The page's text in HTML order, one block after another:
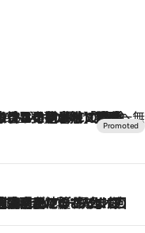
リゾート】唯一無二。癒しと発見が待つ場所へ
ヒノキの香りに包まれて涼感マックス！約13℃の湧水かけ流しを避暑地「星野温泉 トンボの湯」で体験
の勝手に再ブーム
“タオル回し”に、ラッパー顔負けの高速歌唱まで…さだまさし（74）のアグレッシブすぎる現在地